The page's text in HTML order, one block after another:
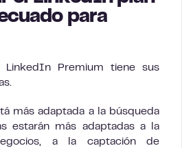
para
LinkedIn Premium tiene sus
más adaptada a la búsqueda
estarán más adaptadas a la
a la captación de